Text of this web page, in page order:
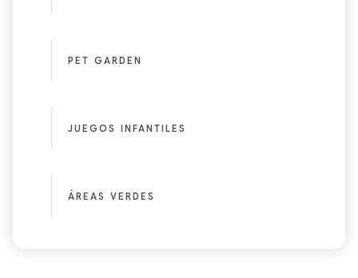
PET GARDEN
JUEGOS INFANTILES
ÁREAS VERDES